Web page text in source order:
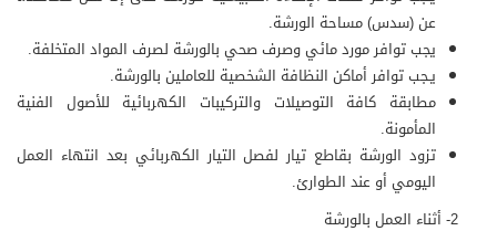
عن (سدس) مساحة الورشة.
يجب توافر مورد مائي وصرف صحي بالورشة لصرف المواد المتخلفة.
يـجب توافر أماكن النظافة الشخصية للعاملين بالورشة.
مطابقة كافة التوصيلات والتركيبات الكهربائية للأصول الفنية
المأمونة.
تزود الورشة بقاطع تيار لفصل التيار الكهربائي بعد انتهاء العمل
اليومي أو عند الطوارئ.